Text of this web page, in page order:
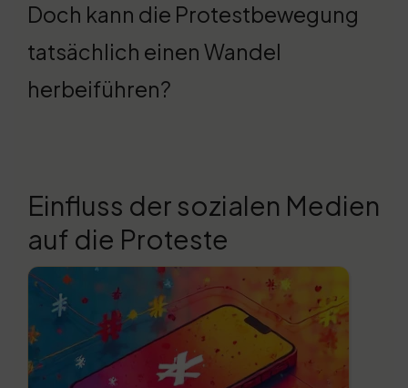
Doch kann die Protestbewegung
tatsächlich einen Wandel
herbeiführen?
Einfluss der sozialen Medien
auf die Proteste